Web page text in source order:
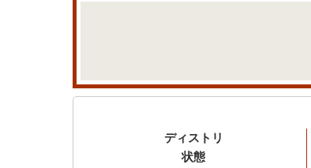
ディストリ
状態